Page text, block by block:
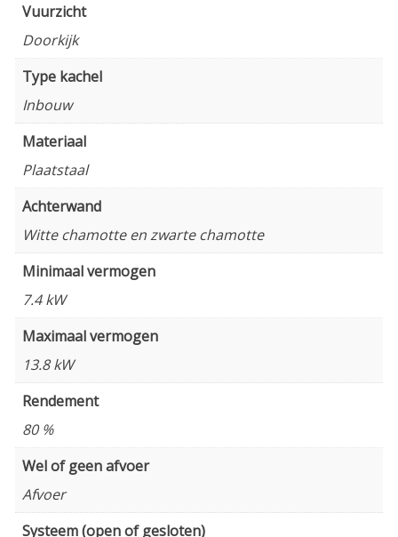
Vuurzicht
Doorkijk
Type kachel
Inbouw
Materiaal
Plaatstaal
Achterwand
Witte chamotte en zwarte chamotte
Minimaal vermogen
7.4 kW
Maximaal vermogen
13.8 kW
Rendement
80 %
Wel of geen afvoer
Afvoer
Systeem (open of gesloten)